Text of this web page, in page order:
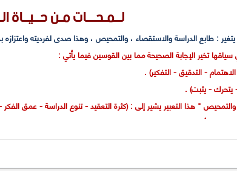
لــمـحـــات مـن حــيــاة
: طابع الدراسة والاستقصاء ، والتمحيص ، وهذا صدى لفرديته
تخير الإجابة الصحيحة مما بين القوسين فيما يأتي :
أسلوبه . وضح ذلك ، ودلل على إتقانه الإنجليزية .
متعدد الجبهات . وضح ذلك ، ثم دلل على كيفية تغلبه عليها .
الذي لا يتغير " ؟
.